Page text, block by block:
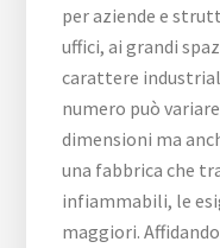
per aziende e
uffici, ai grandi
carattere
numero può
dimensioni ma
una fabbrica che
infiammabili, le
maggiori.